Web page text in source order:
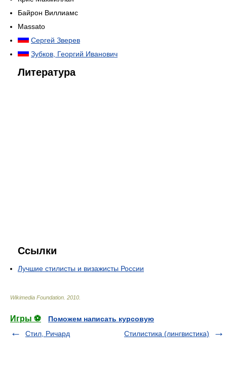
Байрон Виллиамс
Massato
Сергей Зверев
Зубков, Георгий Иванович
Литература
Ссылки
Лучшие стилисты и визажисты России
Wikimedia Foundation 2010
Игры ⚽
Поможем написать курсовую
Стил, Ричард
Стилистика (лингвистика)